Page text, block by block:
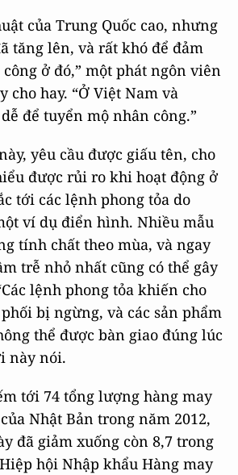
của Trung Quốc cao, nhưng
tăng lên, và rất khó để đảm
ở đó,” một phát ngôn viên
cho hay. “Ở Việt Nam và
để tuyển mộ nhân công.”
yêu cầu được giấu tên, cho
được rủi ro khi hoạt động ở
tới các lệnh phong tỏa do
ví dụ điển hình. Nhiều mẫu
tính chất theo mùa, và ngay
trễ nhỏ nhất cũng có thể gây
lệnh phong tỏa khiến cho
bị ngừng, và các sản phẩm
thể được bàn giao đúng lúc
này nói.
tới 74 tổng lượng hàng may
Nhật Bản trong năm 2012,
đã giảm xuống còn 8,7 trong
hội Nhập khẩu Hàng may